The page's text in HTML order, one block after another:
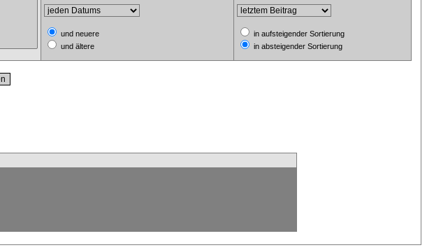
und neuere
und ältere
in aufsteigender Sortierung
in absteigender Sortierung